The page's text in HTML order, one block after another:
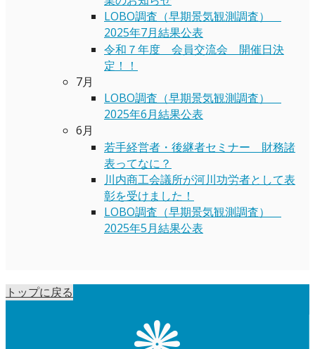
LOBO調査（早期景気観測調査）
2025年7月結果公表
令和７年度 会員交流会 開催日決
定！！
7月
LOBO調査（早期景気観測調査）
2025年6月結果公表
6月
若手経営者・後継者セミナー 財務諸
表ってなに？
川内商工会議所が河川功労者として表
彰を受けました！
LOBO調査（早期景気観測調査）
2025年5月結果公表
トップに戻る